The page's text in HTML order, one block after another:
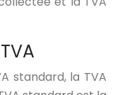
standard, la TVA